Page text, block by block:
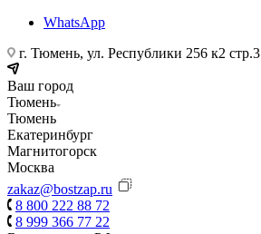
WhatsApp
г. Тюмень, ул. Республики 256 к2 стр.3
Ваш город
Тюмень
Тюмень
Екатеринбург
Магнитогорск
Москва
zakaz@bostzap.ru
8 800 222 88 72
8 999 366 77 22